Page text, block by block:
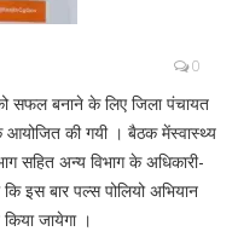
0
सफल बनाने के लिए जिला पंचायत
आयोजित की गयी । बैठक मेंस्वास्थ्य
सहित अन्य विभाग के अधिकारी-
इस बार पल्स पोलियो अभियान
जायेगा ।